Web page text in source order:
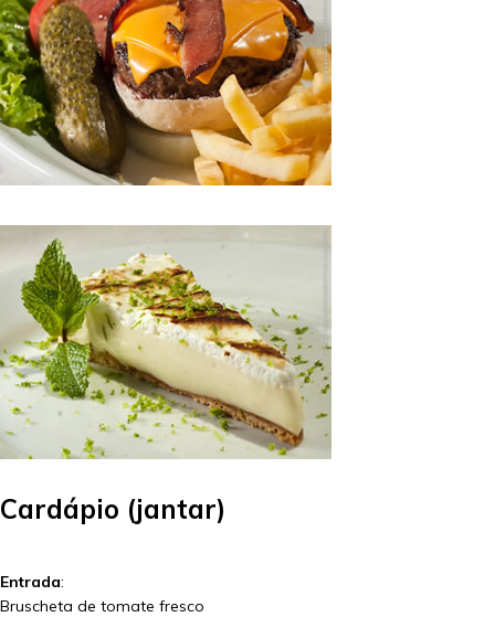
Cardápio (jantar)
Entrada:
Bruscheta de tomate fresco